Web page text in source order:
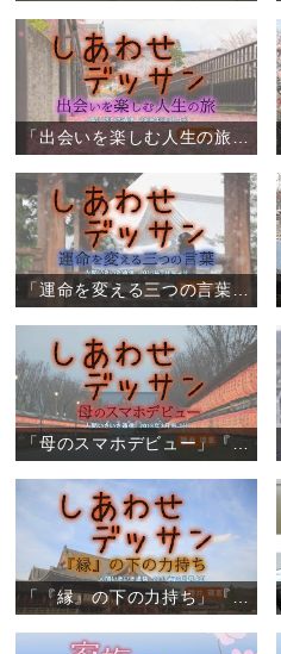
「運命を変える三つの言葉」『しあわせデッサン』（4）
「母のスマホデビュー」『しあわせデッサン』（3）